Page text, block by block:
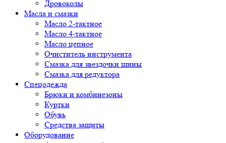
Дровоколы
Масла и смазки
Масло 2-тактное
Масло 4-тактное
Масло цепное
Очиститель инструмента
Смазка для звездочки шины
Смазка для редуктора
Спецодежда
Брюки и комбинезоны
Куртки
Обувь
Средства защиты
Оборудование